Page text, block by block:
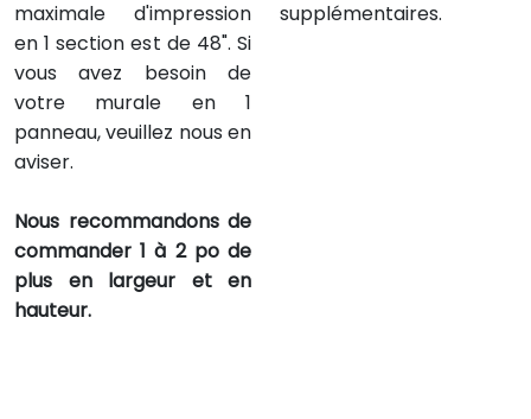
maximale d'impression
en 1 section est de 48". Si
vous avez besoin de
votre murale en 1
panneau, veuillez nous en
aviser.
Nous recommandons de
commander 1 à 2 po de
plus en largeur et en
hauteur.
supplémentaires.